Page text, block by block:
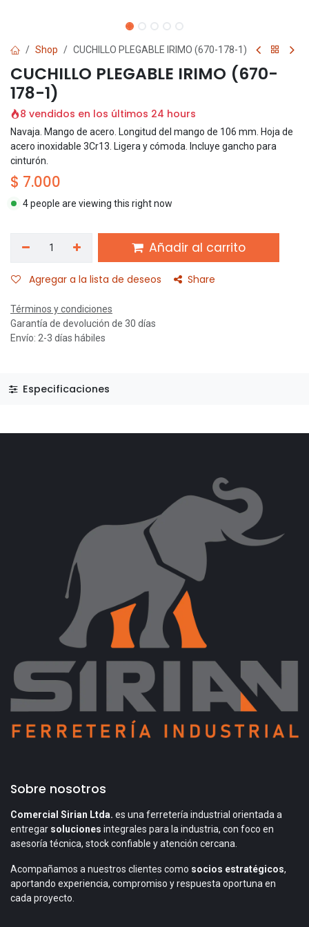
Shop CUCHILLO PLEGABLE IRIMO (670-178-1)
CUCHILLO PLEGABLE IRIMO (670-
178-1)
8 vendidos en los últimos 24 hours
Navaja. Mango de acero. Longitud del mango de 106 mm. Hoja de
acero inoxidable 3Cr13. Ligera y cómoda. Incluye gancho para
cinturón.
$ 7.000
4 people are viewing this right now
Añadir al carrito
Agregar a la lista de deseos Share
Términos y condiciones
Garantía de devolución de 30 días
Envío: 2-3 días hábiles
Especificaciones
Sobre nosotros
Comercial Sirian Ltda. es una ferretería industrial orientada a
entregar soluciones integrales para la industria, con foco en
asesoría técnica, stock confiable y atención cercana.
Acompañamos a nuestros clientes como socios estratégicos,
aportando experiencia, compromiso y respuesta oportuna en
cada proyecto.